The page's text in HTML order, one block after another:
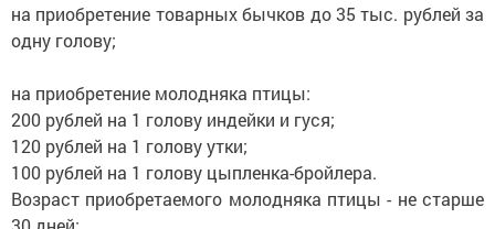
на приобретение товарных бычков до 35 тыс. рублей за
одну голову;
на приобретение молодняка птицы:
200 рублей на 1 голову индейки и гуся;
120 рублей на 1 голову утки;
100 рублей на 1 голову цыпленка-бройлера.
Возраст приобретаемого молодняка птицы - не старше